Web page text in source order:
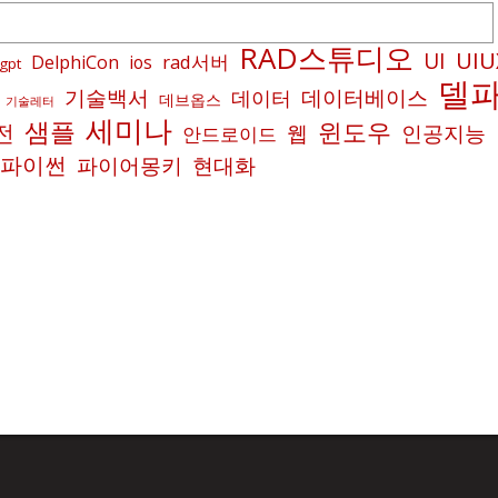
DelphiCon ios rad서버 RAD스튜디오 UI
기술레터 기술백서 데브옵스 데이터 데이터베이스 델
샘플 세미나 안드로이드 웹 윈도우 인공지능
파이썬 파이어몽키 현대화